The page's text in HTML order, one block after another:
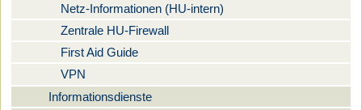
Netz-Informationen (HU-intern)
Zentrale HU-Firewall
First Aid Guide
VPN
Informationsdienste